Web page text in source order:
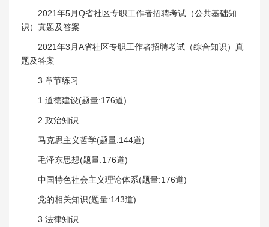
2021年5月Q省社区专职工作者招聘考试（公共基础知
识）真题及答案
2021年3月A省社区专职工作者招聘考试（综合知识）真
题及答案
3.章节练习
1.道德建设(题量:176道)
2.政治知识
马克思主义哲学(题量:144道)
毛泽东思想(题量:176道)
中国特色社会主义理论体系(题量:176道)
党的相关知识(题量:143道)
3.法律知识